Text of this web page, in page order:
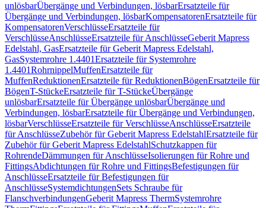
unlösbarÜbergänge und Verbindungen, lösbarErsatzteile für
Übergänge und Verbindungen, lösbarKompensatorenErsatzteile für
KompensatorenVerschlüsseErsatzteile für
VerschlüsseAnschlüsseErsatzteile für AnschlüsseGeberit Mapress
Edelstahl, GasErsatzteile für Geberit Mapress Edelstahl,
GasSystemrohre 1.4401Ersatzteile für Systemrohre
1.4401RohrnippelMuffenErsatzteile für
MuffenReduktionenErsatzteile für ReduktionenBögenErsatzteile für
BögenT-StückeErsatzteile für T-StückeÜbergänge
unlösbarErsatzteile für Übergänge unlösbarÜbergänge und
Verbindungen, lösbarErsatzteile für Übergänge und Verbindungen,
lösbarVerschlüsseErsatzteile für VerschlüsseAnschlüsseErsatzteile
für AnschlüsseZubehör für Geberit Mapress EdelstahlErsatzteile für
Zubehör für Geberit Mapress EdelstahlSchutzkappen für
RohrendeDämmungen für AnschlüsseIsolierungen für Rohre und
FittingsAbdichtungen für Rohre und FittingsBefestigungen für
AnschlüsseErsatzteile für Befestigungen für
AnschlüsseSystemdichtungenSets Schraube für
FlanschverbindungenGeberit Mapress ThermSystemrohre